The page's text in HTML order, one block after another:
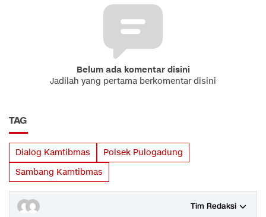
Belum ada komentar disini
Jadilah yang pertama berkomentar disini
TAG
Dialog Kamtibmas
Polsek Pulogadung
Sambang Kamtibmas
Tim Redaksi